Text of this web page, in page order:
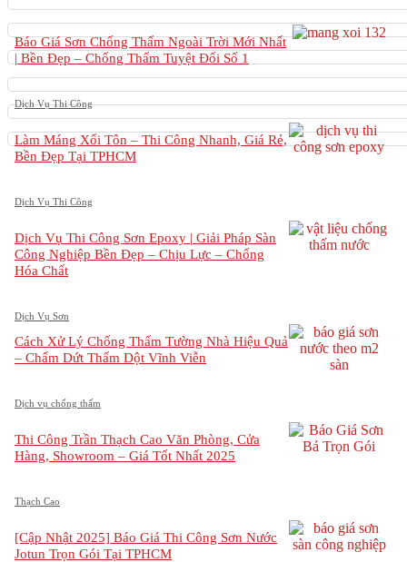
Báo Giá Sơn Chống Thấm Ngoài Trời Mới Nhất
| Bền Đẹp – Chống Thấm Tuyệt Đối Số 1
Dịch Vụ Thi Công
Làm Máng Xối Tôn – Thi Công Nhanh, Giá Rẻ,
Bền Đẹp Tại TPHCM
Dịch Vụ Thi Công
Dịch Vụ Thi Công Sơn Epoxy | Giải Pháp Sàn
Công Nghiệp Bền Đẹp – Chịu Lực – Chống
Hóa Chất
Dịch Vụ Sơn
Cách Xử Lý Chống Thấm Tường Nhà Hiệu Quả
– Chấm Dứt Thấm Dột Vĩnh Viễn
Dịch vụ chống thấm
Thi Công Trần Thạch Cao Văn Phòng, Cửa
Hàng, Showroom – Giá Tốt Nhất 2025
Thạch Cao
[Cập Nhật 2025] Báo Giá Thi Công Sơn Nước
Jotun Trọn Gói Tại TPHCM